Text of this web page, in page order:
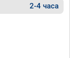
2-4 часа